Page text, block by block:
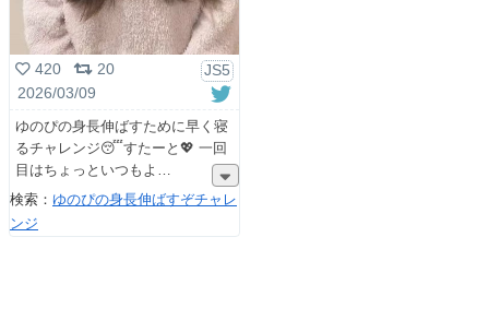
420 20
JS5
2026/03/09
ゆのぴの身長伸ばすために早く寝
るチャレンジ😴すたーと💖 一回
目はちょっといつもよ
検索： ゆのぴの身長伸ばすぞチャレ
ンジ